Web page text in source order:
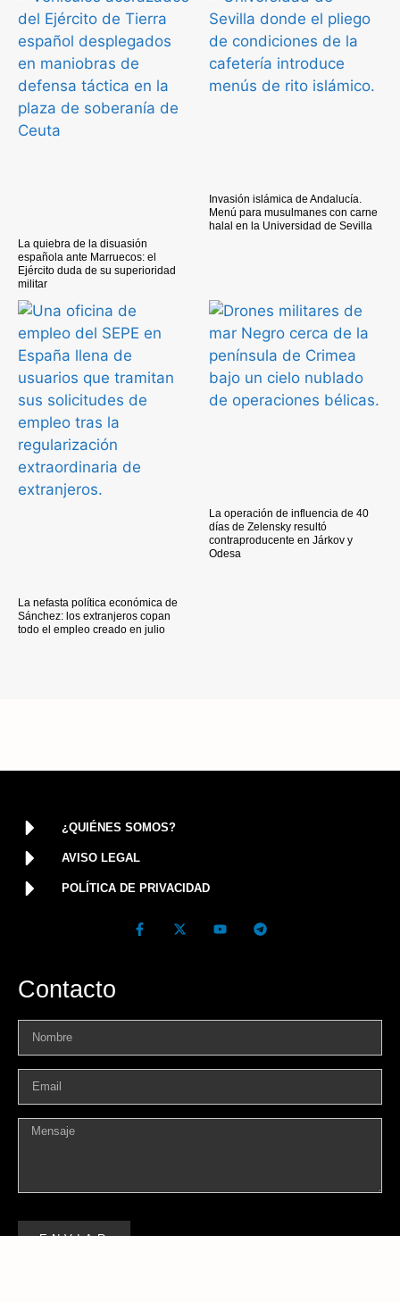
La quiebra de la disuasión
española ante Marruecos: el
Ejército duda de su superioridad
militar
Invasión islámica de Andalucía.
Menú para musulmanes con carne
halal en la Universidad de Sevilla
La nefasta política económica de
Sánchez: los extranjeros copan
todo el empleo creado en julio
La operación de influencia de 40
días de Zelensky resultó
contraproducente en Járkov y
Odesa
¿QUIÉNES SOMOS?
AVISO LEGAL
POLÍTICA DE PRIVACIDAD
Contacto
ENVIAR